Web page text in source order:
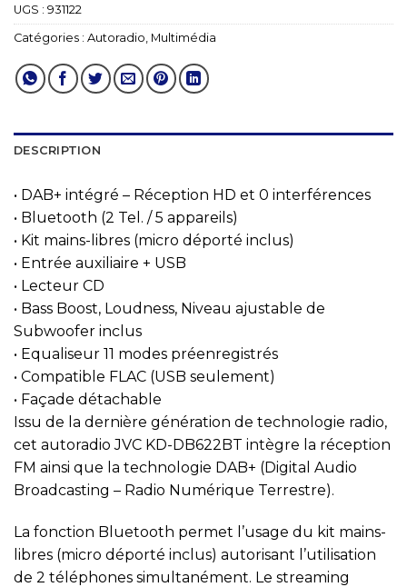
UGS : 931122
Catégories : Autoradio, Multimédia
DESCRIPTION
• DAB+ intégré – Réception HD et 0 interférences
• Bluetooth (2 Tel. / 5 appareils)
• Kit mains-libres (micro déporté inclus)
• Entrée auxiliaire + USB
• Lecteur CD
• Bass Boost, Loudness, Niveau ajustable de
Subwoofer inclus
• Equaliseur 11 modes préenregistrés
• Compatible FLAC (USB seulement)
• Façade détachable
Issu de la dernière génération de technologie radio,
cet autoradio JVC KD-DB622BT intègre la réception
FM ainsi que la technologie DAB+ (Digital Audio
Broadcasting – Radio Numérique Terrestre).
La fonction Bluetooth permet l’usage du kit mains-
libres (micro déporté inclus) autorisant l’utilisation
de 2 téléphones simultanément. Le streaming